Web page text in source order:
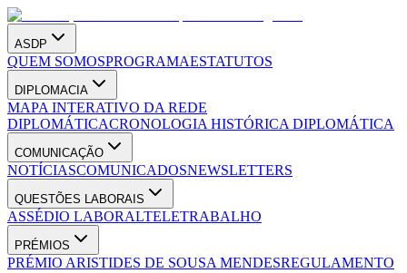
ASDP
QUEM SOMOSPROGRAMAESTATUTOS
DIPLOMACIA
MAPA INTERATIVO DA REDE
DIPLOMÁTICACRONOLOGIA HISTÓRICA DIPLOMÁTICA
COMUNICAÇÃO
NOTÍCIASCOMUNICADOSNEWSLETTERS
QUESTÕES LABORAIS
ASSÉDIO LABORALTELETRABALHO
PRÉMIOS
PRÉMIO ARISTIDES DE SOUSA MENDESREGULAMENTO